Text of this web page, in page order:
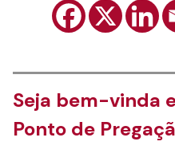
Seja bem-vinda
Ponto de